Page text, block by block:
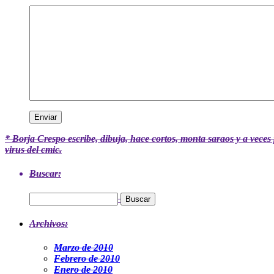
* Borja Crespoescribe, dibuja, hace cortos, monta saraos y a
virus del cmic.
Buscar:
Archivos:
Marzo de 2010
Febrero de 2010
Enero de 2010